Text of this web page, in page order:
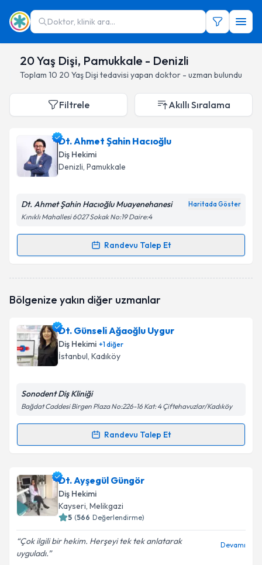
Doktor, klinik ara...
20 Yaş Dişi, Pamukkale - Denizli
Toplam 10 20 Yaş Dişi tedavisi yapan doktor - uzman bulundu
Filtrele Akıllı Sıralama
Dt. Ahmet Şahin Hacıoğlu
Diş Hekimi
Denizli, Pamukkale
Dt. Ahmet Şahin Hacıoğlu Muayenehanesi Haritada Göster
Kınıklı Mahallesi 6027 Sokak No:19 Daire:4
Randevu Talep Et
Randevu Takvimi Talebi
oluşturun. Size bu uzmandan randevu almanız için bir
E-posta Adresiniz
Kişisel verilerimin işlenmesine ilişkin
Metni'ni okudum ve kişisel verilerimin belirtilen
Bölgenize yakın diğer uzmanlar
Dt. Günseli Ağaoğlu Uygur
Diş Hekimi +1diğer
İstanbul, Kadıköy
Sonodent Diş Kliniği
Bağdat Caddesi Birgen Plaza No:226-16 Kat: 4 Çiftehavuzlar/Kadıköy
Randevu Talep Et
Randevu Takvimi Talebi
Dt. Günseli Ağaoğlu Uygur
talebi oluşturun. Size bu uzmandan randevu almanız
için bir takvim hazırlandığında e-posta ile
bilgilendireceğiz.
E-posta Adresiniz
Dt. Ayşegül Güngör
Diş Hekimi
Kayseri, Melikgazi
5 (566 Değerlendirme)
Çok ilgili bir hekim. Herşeyi tek tek anlatarak
uyguladı.
Devamı